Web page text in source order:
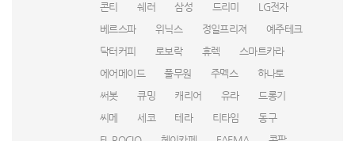
콘티 쉐러 삼성 드리미
LG전자
베르스파
위닉스 정일프리져
예주테크
닥터커피
로보락 휴렉
스마트카라
에어메이드
풀무원 주멕스
하나토
써봇
큐밍 캐리어 유라
드롱기
씨메
세코 테라 티타임
동구